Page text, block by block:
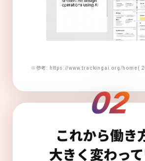
※参考: https://www.trackingai.org/home(